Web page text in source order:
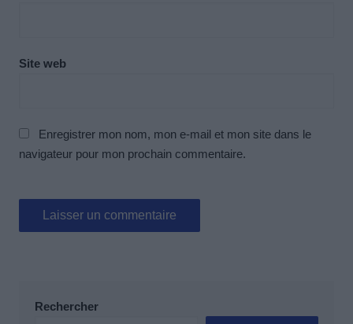
Site web
Enregistrer mon nom, mon e-mail et mon site dans le
navigateur pour mon prochain commentaire.
Rechercher